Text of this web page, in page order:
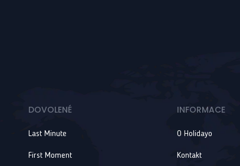
DOVOLENÉ
Last Minute
First Moment
INFORMACE
O Holidayo
Kontakt